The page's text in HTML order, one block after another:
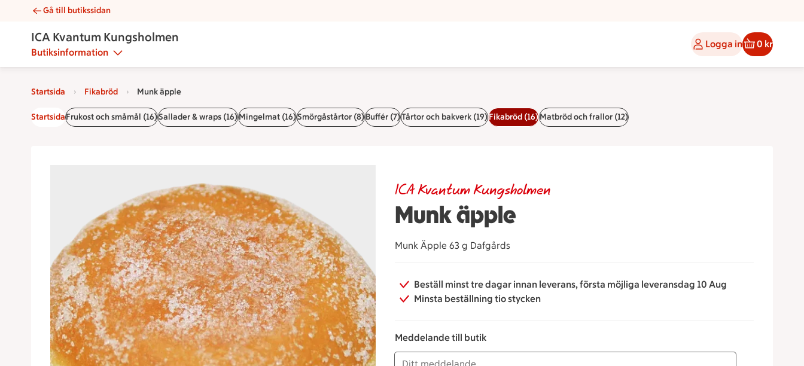
Munk äpple | Catering ICA Kvantum Kungsholmen
Gå till butikssidan
ICA Kvantum Kungsholmen
Butiksinformation
Logga in 0 kr
Startsida Fikabröd Munk äpple
StartsidaFrukost och småmål (16)Sallader & wraps (16)Mingelmat (16)Smörgåstårtor (8)Buffér (7)Tårtor och bakverk (19)Fikabröd (16)Matbröd och frallor (12)
Munk äpple
ICA Kvantum Kungsholmen
Munk Äpple 63 g Dafgårds
Beställ minst tre dagar innan leverans, första möjliga leveransdag 10 Aug
Minsta beställning tio stycken
Meddelande till butik